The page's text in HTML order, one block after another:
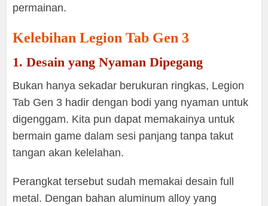
permainan.
Kelebihan Legion Tab Gen 3
1. Desain yang Nyaman Dipegang
Bukan hanya sekadar berukuran ringkas, Legion
Tab Gen 3 hadir dengan bodi yang nyaman untuk
digenggam. Kita pun dapat memakainya untuk
bermain game dalam sesi panjang tanpa takut
tangan akan kelelahan.
Perangkat tersebut sudah memakai desain full
metal. Dengan bahan aluminum alloy yang